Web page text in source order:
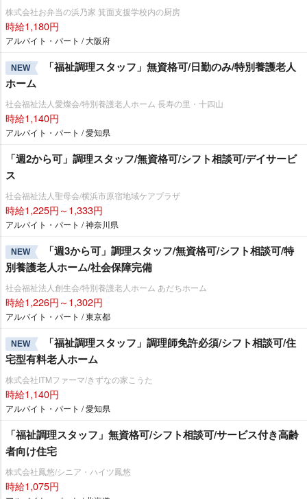
株式会社お弁当の浜乃家 箕面支援学校内の厨房
時給1,180円
アルバイト・パート / 大阪府
NEW
「福祉調理スタッフ」無資格可/日勤のみ/特別養護老人
ホーム
社会福祉法人愛燦会/特別養護老人ホーム 長寿の里・十四山
時給1,140円
アルバイト・パート / 愛知県
「週2から可」調理スタッフ/無資格可/シフト相談可/デイサービ
ス
社会福祉法人聖母会/横浜市原宿地域ケアプラザ
時給1,225円～1,333円
アルバイト・パート / 神奈川県
NEW
「週3から可」調理スタッフ/無資格可/シフト相談可/特
別養護老人ホーム/社会保障完備
社会福祉法人創生会/特別養護老人ホーム あだちホーム
時給1,226円～1,302円
アルバイト・パート / 東京都
NEW
「福祉調理スタッフ」調理師免許必須/シフト相談可/住
宅型有料老人ホーム
株式会社ITMファーマ/きずなの家こうた
時給1,140円
アルバイト・パート / 愛知県
「福祉調理スタッフ」無資格可/シフト相談可/サービス付き高齢
者向け住宅
株式会社鳳悠/シニア・ハイツ鳳悠
時給1,075円